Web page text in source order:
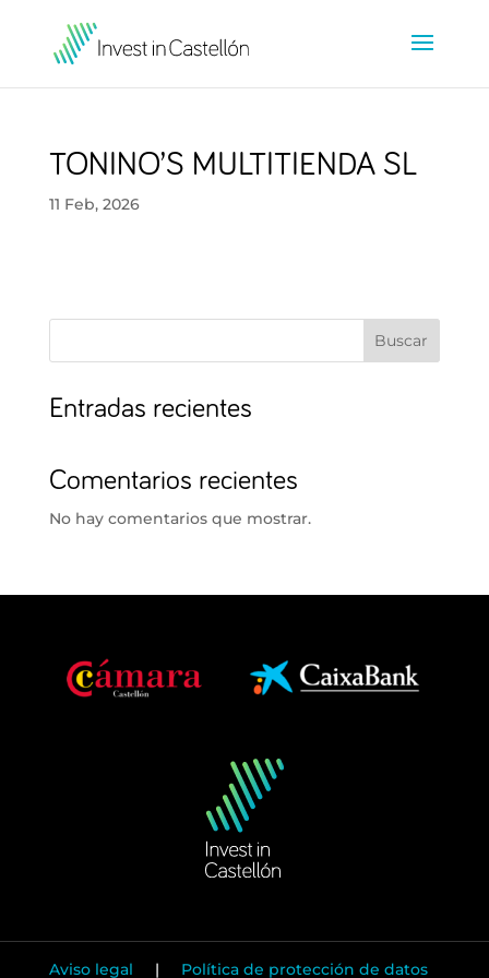
TONINO’S MULTITIENDA SL
11 Feb, 2026
Buscar
Entradas recientes
Comentarios recientes
No hay comentarios que mostrar.
Aviso legal | Política de protección de datos